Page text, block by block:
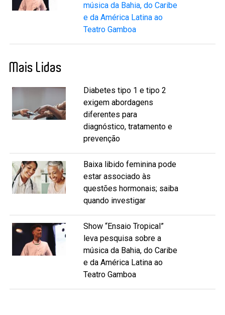
música da Bahia, do Caribe
e da América Latina ao
Teatro Gamboa
Mais Lidas
Diabetes tipo 1 e tipo 2
exigem abordagens
diferentes para
diagnóstico, tratamento e
prevenção
Baixa libido feminina pode
estar associado às
questões hormonais; saiba
quando investigar
Show “Ensaio Tropical”
leva pesquisa sobre a
música da Bahia, do Caribe
e da América Latina ao
Teatro Gamboa